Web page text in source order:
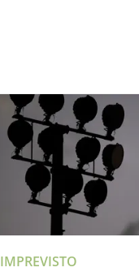
IMPREVISTO